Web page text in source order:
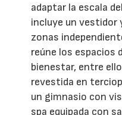
adaptar la escala
incluye un vestidor
zonas
reúne los espacios
bienestar, entre
revestida en
un gimnasio con
spa equipada con